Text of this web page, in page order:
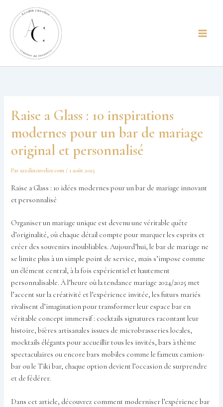
principal
contenu
Raise a Glass : 10 inspirations
modernes pour un bar de mariage
original et personnalisé
Parazzdincuvelier.com / 1 août 2025
Raise a Glass : 10 idées modernes pour un bar de mariage innovant
et personnalisé
Organiser un mariage unique est devenu une véritable quête
d’originalité, où chaque détail compte pour marquer les esprits et
créer des souvenirs inoubliables. Aujourd’hui, le bar de mariage ne
se limite plus à un simple point de service, mais s’impose comme
un élément central, à la fois expérientiel et hautement
personnalisable. À l’heure où la tendance mariage 2024/2025 met
l’accent sur la créativité et l’expérience invitée, les futurs mariés
rivalisent d’imagination pour transformer leur espace bar en
véritable concept immersif : cocktails signatures racontant leur
histoire, bières artisanales issues de microbrasseries locales,
mocktails élégants pour accueillir tous les invités, bars à thème
spectaculaires ou encore bars mobiles comme le fameux camion-
bar ou le Tiki bar, chaque option devient l’occasion de surprendre
et de fédérer.
Dans cet article, découvrez comment moderniser l’expérience bar